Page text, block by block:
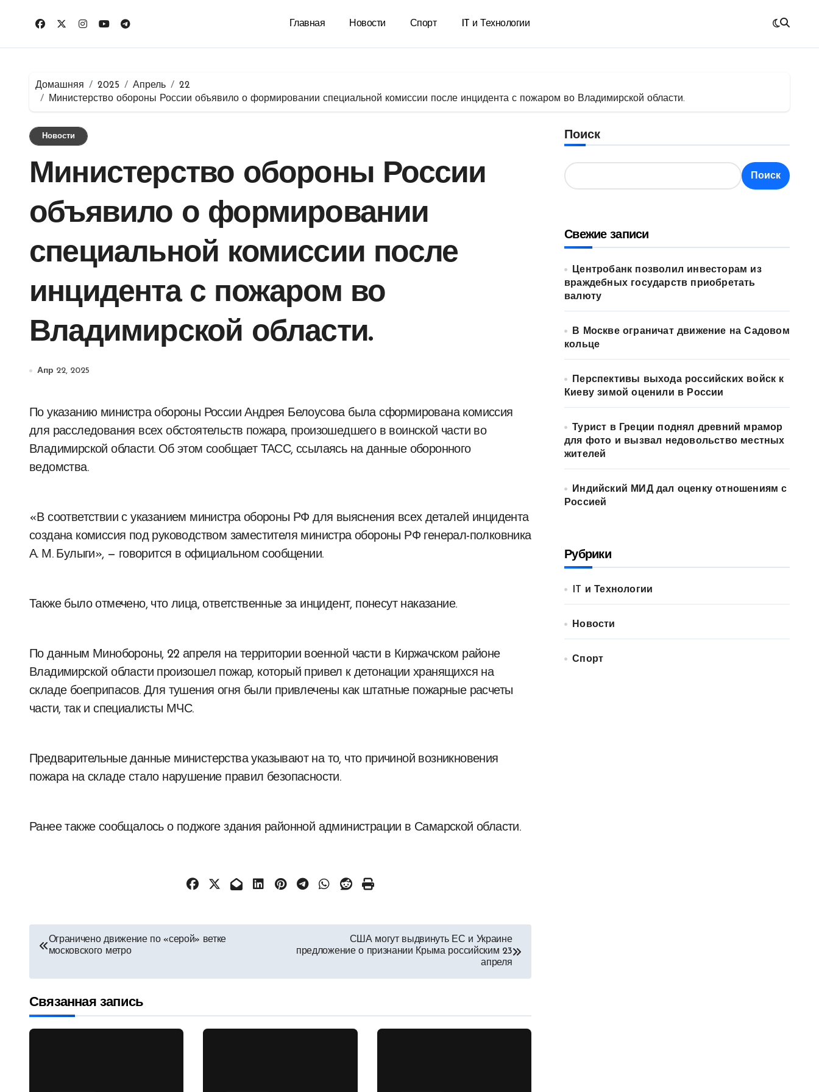
Главная Новости Спорт IT и Технологии
Домашняя 2025 Апрель
22
Министерство обороны России объявило о формировании специальной комиссии после инцидента с пожаром во Владимирской области.
Новости
Министерство обороны России
объявило о формировании
специальной комиссии после
инцидента с пожаром во
Владимирской области.
Апр 22, 2025
По указанию министра обороны России Андрея Белоусова была сформирована комиссия
для расследования всех обстоятельств пожара, произошедшего в воинской части во
Владимирской области. Об этом сообщает ТАСС, ссылаясь на данные оборонного
ведомства.
«В соответствии с указанием министра обороны РФ для выяснения всех деталей инцидента
создана комиссия под руководством заместителя министра обороны РФ генерал-полковника
А. М. Булыги», — говорится в официальном сообщении.
Также было отмечено, что лица, ответственные за инцидент, понесут наказание.
По данным Минобороны, 22 апреля на территории военной части в Киржачском районе
Владимирской области произошел пожар, который привел к детонации хранящихся на
складе боеприпасов. Для тушения огня были привлечены как штатные пожарные расчеты
части, так и специалисты МЧС.
Предварительные данные министерства указывают на то, что причиной возникновения
пожара на складе стало нарушение правил безопасности.
Ранее также сообщалось о поджоге здания районной администрации в Самарской области.
Навигация
Ограничено движение по «серой» ветке
московского метро
США могут выдвинуть ЕС и Украине
предложение о признании Крыма российским 23
апреля
Связанная запись
Поиск
Поиск
Свежие записи
Центробанк позволил инвесторам из
враждебных государств приобретать
валюту
В Москве ограничат движение на Садовом
кольце
Перспективы выхода российских войск к
Киеву зимой оценили в России
Турист в Греции поднял древний мрамор
для фото и вызвал недовольство местных
жителей
Индийский МИД дал оценку отношениям с
Россией
Рубрики
IT и Технологии
Новости
Спорт